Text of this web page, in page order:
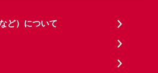
ど）について